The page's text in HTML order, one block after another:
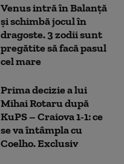
Venus intră în Balanță
și schimbă jocul în
dragoste. 3 zodii sunt
pregătite să facă pasul
cel mare
Prima decizie a lui
Mihai Rotaru după
KuPS – Craiova 1-1: ce
se va întâmpla cu
Coelho. Exclusiv